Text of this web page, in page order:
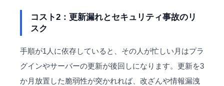
コスト2：更新漏れとセキュリティ事故のリ
スク
手順が1人に依存していると、その人が忙しい月はプラ
グインやサーバーの更新が後回しになります。更新を3
か月放置した脆弱性が突かれれば、改ざんや情報漏洩